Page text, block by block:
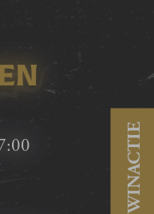
WINACTIE